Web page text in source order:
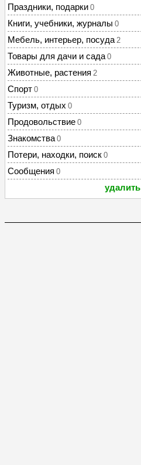
Праздники, подарки 0
Книги, учебники, журналы 0
Мебель, интерьер, посуда 2
Товары для дачи и сада 0
Животные, растения 2
Спорт 0
Туризм, отдых 0
Продовольствие 0
Знакомства 0
Потери, находки, поиск 0
Сообщения 0
удалить